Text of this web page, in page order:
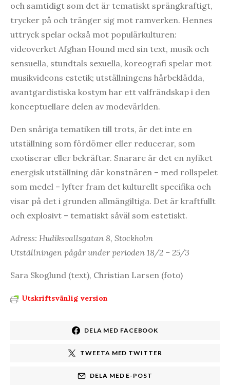
och samtidigt som det är tematiskt sprängkraftigt,
trycker på och tränger sig mot ramverken. Hennes
uttryck spelar också mot populärkulturen:
videoverket Afghan Hound med sin text, musik och
sensuella, stundtals sexuella, koreografi spelar mot
musikvideons estetik; utställningens hårbeklädda,
avantgardistiska kostym har ett valfrändskap i den
konceptuellare delen av modevärlden.
Den snåriga tematiken till trots, är det inte en
utställning som fördömer eller reducerar, som
exotiserar eller bekräftar. Snarare är det en nyfiket
energisk utställning där konstnären – med rollspelet
som medel – lyfter fram det kulturellt specifika och
visar på det i grunden allmängiltiga. Det är kraftfullt
och explosivt – tematiskt såväl som estetiskt.
Adress: Hudiksvallsgatan 8, Stockholm
Utställningen pågår under perioden 18/2 – 25/3
Sara Skoglund (text), Christian Larsen (foto)
Utskriftsvänlig version
DELA MED FACEBOOK
TWEETA MED TWITTER
DELA MED E-POST